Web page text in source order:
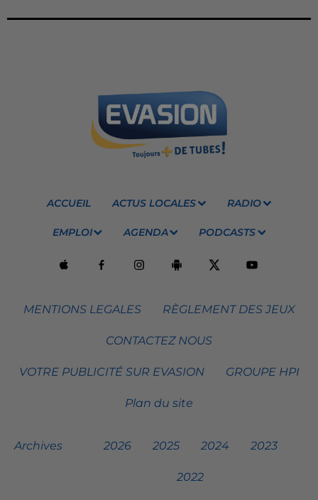
ACCUEIL ACTUS LOCALES RADIO
EMPLOI AGENDA PODCASTS
MENTIONS LEGALES RÈGLEMENT DES JEUX
CONTACTEZ NOUS
VOTRE PUBLICITÉ SUR EVASION GROUPE HPI
Plan du site
Archives 2026 2025 2024 2023
2022